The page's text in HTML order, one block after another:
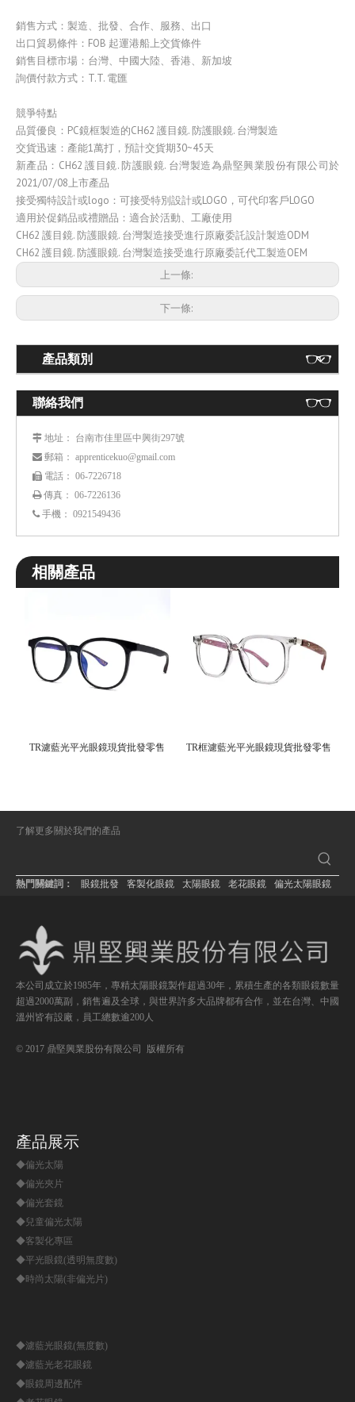
銷售方式：製造、批發、合作、服務、出口
出口貿易條件：FOB 起運港船上交貨條件
銷售目標市場：台灣、中國大陸、香港、新加坡
詢價付款方式：T.T. 電匯
競爭特點
品質優良：PC鏡框製造的CH62 護目鏡. 防護眼鏡. 台灣製造
交貨迅速：產能1萬打，預計交貨期30~45天
新產品：CH62 護目鏡. 防護眼鏡. 台灣製造為鼎堅興業股份有限公司於
2021/07/08上市產品
接受獨特設計或logo：可接受特別設計或LOGO，可代印客戶LOGO
適用於促銷品或禮贈品：適合於活動、工廠使用
CH62 護目鏡. 防護眼鏡. 台灣製造接受進行原廠委託設計製造ODM
CH62 護目鏡. 防護眼鏡. 台灣製造接受進行原廠委託代工製造OEM
上一條:
下一條:
產品類別
聯絡我們
 地址 ： 台南市佳里區中興街297號
 郵箱 ： apprenticekuo@gmail.com
 電話 ： 06-7226718
傳真： 06-7226136
 手機： 0921549436
相關產品
TR濾藍光平光眼鏡現貨批發零售 TR框濾藍光平光眼鏡現貨批發零售
了解更多關於我們的產品
熱門關鍵詞： 眼鏡批發 客製化眼鏡 太陽眼鏡 老花眼鏡 偏光太陽眼鏡
本公司成立於1985年，專精太陽眼鏡製作超過30年，累積生產的各類眼鏡數量
超過2000萬副，銷售遍及全球，與世界許多大品牌都有合作，並在台灣、中國
溫州皆有設廠，員工總數逾200人
© 2017 鼎堅興業股份有限公司 版權所有
產品展示
◆偏光太陽
◆偏光夾片
◆偏光套鏡
◆兒童偏光太陽
◆客製化專區
◆平光眼鏡(透明無度數)
◆時尚太陽(非偏光片)
◆濾藍光眼鏡(無度數)
◆濾藍光老花眼鏡
◆眼鏡周邊配件